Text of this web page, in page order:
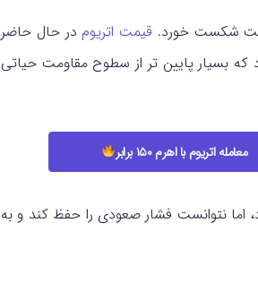
شکست خورد. قیمت اتریومدر حال حاضر
که بسیار پایین تر از سطوح مقاومت حیاتی
معامله اتریوم با اهرم ۱۵۰ برابر
اما نتوانست فشار صعودی را حفظ کند و به